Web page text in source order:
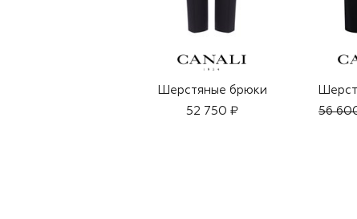
Шерстяные брюки
52 750 ₽
56